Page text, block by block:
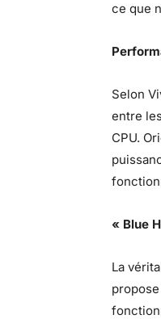
ce que
Selon
entre
CPU.
« Blue
La